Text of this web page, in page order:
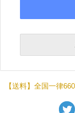
【送料】全国一律